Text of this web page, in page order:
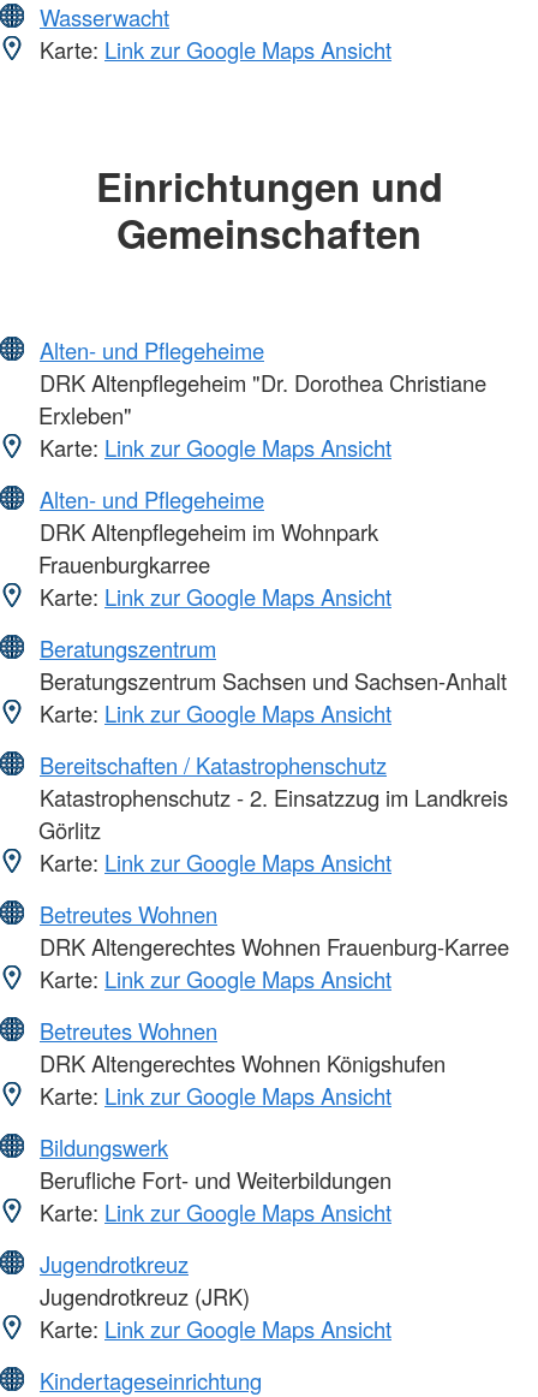
Wasserwacht
Karte: Link zur Google Maps Ansicht
Einrichtungen und
Gemeinschaften
Alten- und Pflegeheime
DRK Altenpflegeheim "Dr. Dorothea Christiane
Erxleben"
Karte: Link zur Google Maps Ansicht
Alten- und Pflegeheime
DRK Altenpflegeheim im Wohnpark
Frauenburgkarree
Karte: Link zur Google Maps Ansicht
Beratungszentrum
Beratungszentrum Sachsen und Sachsen-Anhalt
Karte: Link zur Google Maps Ansicht
Bereitschaften / Katastrophenschutz
Katastrophenschutz - 2. Einsatzzug im Landkreis
Görlitz
Karte: Link zur Google Maps Ansicht
Betreutes Wohnen
DRK Altengerechtes Wohnen Frauenburg-Karree
Karte: Link zur Google Maps Ansicht
Betreutes Wohnen
DRK Altengerechtes Wohnen Königshufen
Karte: Link zur Google Maps Ansicht
Bildungswerk
Berufliche Fort- und Weiterbildungen
Karte: Link zur Google Maps Ansicht
Jugendrotkreuz
Jugendrotkreuz (JRK)
Karte: Link zur Google Maps Ansicht
Kindertageseinrichtung